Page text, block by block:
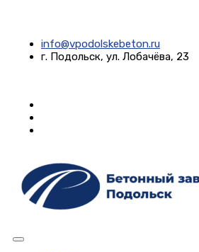
info@vpodolskebeton.ru
г. Подольск, ул. Лобачёва, 23